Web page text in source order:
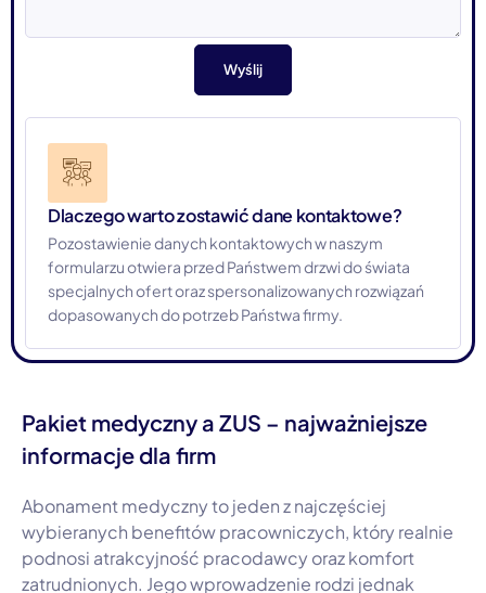
Dlaczego warto zostawić dane kontaktowe?
Pozostawienie danych kontaktowych w naszym
formularzu otwiera przed Państwem drzwi do świata
specjalnych ofert oraz spersonalizowanych rozwiązań
dopasowanych do potrzeb Państwa firmy.
Pakiet medyczny a ZUS – najważniejsze
informacje dla firm
Abonament medyczny to jeden z najczęściej
wybieranych benefitów pracowniczych, który realnie
podnosi atrakcyjność pracodawcy oraz komfort
zatrudnionych. Jego wprowadzenie rodzi jednak